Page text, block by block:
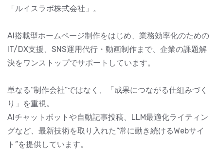
「ルイスラボ株式会社」。
AI搭載型ホームページ制作をはじめ、業務効率化のための
IT/DX支援、SNS運用代行・動画制作まで、企業の課題解
決をワンストップでサポートしています。
単なる“制作会社”ではなく、「成果につながる仕組みづく
り」を重視。
AIチャットボットや自動記事投稿、LLM最適化ライティン
グなど、最新技術を取り入れた“常に動き続けるWebサイ
ト”を提供しています。